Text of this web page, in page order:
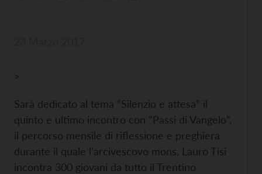
>
Sarà dedicato al tema “Silenzio e attesa” il
quinto e ultimo incontro con “Passi di Vangelo”,
il percorso mensile di riflessione e preghiera
durante il quale l’arcivescovo mons. Lauro Tisi
incontra 300 giovani da tutto il Trentino